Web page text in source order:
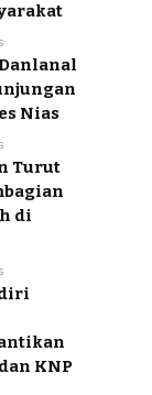
Nias
Turut
di
KNP